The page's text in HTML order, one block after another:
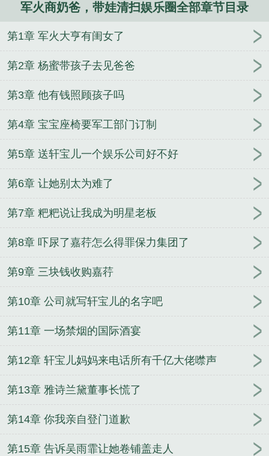
活低头 万世之名 红尘仙子赋 盛相思与傅寒江实力
派
穿越大梁，我带着七个老婆去流放
HP：霍格沃
茨幼崽冒险中
攻略之欲女系统
炎灵珠
一剑成魔方辰
一念神魔 这样的修仙真快活
斗破修
女
友的迷奸日记 叶峰赵雪梅
军火商奶爸，带娃清扫娱乐圈全部章节目录
第1章 军火大亨有闺女了
第2章 杨蜜带孩子去见爸爸
第3章 他有钱照顾孩子吗
第4章 宝宝座椅要军工部门订制
第5章 送轩宝儿一个娱乐公司好不好
第6章 让她别太为难了
第7章 粑粑说让我成为明星老板
第8章 吓尿了嘉荇怎么得罪保力集团了
第9章 三块钱收购嘉荇
第10章 公司就写轩宝儿的名字吧
第11章 一场禁烟的国际酒宴
第12章 轩宝儿妈妈来电话所有千亿大佬噤声
第13章 雅诗兰黛董事长慌了
第14章 你我亲自登门道歉
第15章 告诉吴雨霏让她卷铺盖走人